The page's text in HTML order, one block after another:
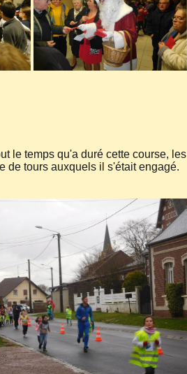
le temps qu'a duré cette course, les
de tours auxquels il s'était engagé.